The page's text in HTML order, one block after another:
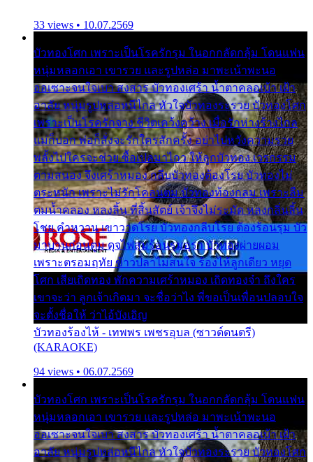
33 views • 10.07.2569
บัวทองโศก เพราะเป็นโรครักรุม ในอกกลัดกลุ้ม โดนแฟน
หนุ่มหลอกเอา เขารวย และรูปหล่อ มาพะเน้าพะนอ
ออเซาะจนใจเบา สงสาร บัวทองเศร้า น้ำตาคลอเบ้า เฝ้า
อาลัย หนุ่มรูปหล่อหนีไกล หัวใจบัวทองระรวย บัวทองโศก
เพราะเป็นโรครักจาง ชีวิตเคว้งคว้าง เมื่อรักห่างร้างไกล
แม่ก็บอก พ่อก็สั่งจะรักใครสักครั้ง อย่าไปหวังความรวย
พลั้งไปใครจะช่วย ซื้อเปลมาไกว ให้ลูกบัวทอง เวรกรรม
ตามสนอง จึงเศร้าหมอง กลีบบัวทองต้องโรย บัวทองไม่
ตระหนัก เพราะไม่รักโคลนตม บัวทองท้องกลม เพราะลืม
ตมน้ำคลอง หลงลิ้น ที่สิ้นสัตย์ เจ้าจึงไม่ระมัด หลงกลิ่นลิ้น
โชย คำหวาน เขาวาดโรย บัวทองกลีบโรย ต้องร้อนรุม บัว
มาบานก่อนตูม ดุจไฟสุมร้อนรุมอุรา บัวทองผ่ายผอม
เพราะตรอมฤทัย ข้าวปลาไม่สนใจ ร้องไห้ลูกเดียว หยุด
โศก เสียเถิดทอง พักความเศร้าหมอง เถิดทองจ๋า ถึงใคร
เขาจะว่า ลูกเจ้าเกิดมา จะชื่อว่าไง พี่ขอเป็นเพื่อนปลอบใจ
จะตั้งชื่อให้ ว่าไอ้บังเอิญ
บัวทองร้องไห้ - เทพพร เพชรอุบล (ซาวด์ดนตรี)
(KARAOKE)
94 views • 06.07.2569
บัวทองโศก เพราะเป็นโรครักรุม ในอกกลัดกลุ้ม โดนแฟน
หนุ่มหลอกเอา เขารวย และรูปหล่อ มาพะเน้าพะนอ
ออเซาะจนใจเบา สงสาร บัวทองเศร้า น้ำตาคลอเบ้า เฝ้า
อาลัย หนุ่มรูปหล่อหนีไกล หัวใจบัวทองระรวย บัวทองโศก